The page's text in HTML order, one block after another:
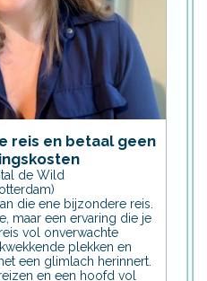
reis en betaal geen
de Wild
die ene bijzondere reis.
maar een ervaring die je
vol onverwachte
plekken en
een glimlach herinnert.
en een hoofd vol